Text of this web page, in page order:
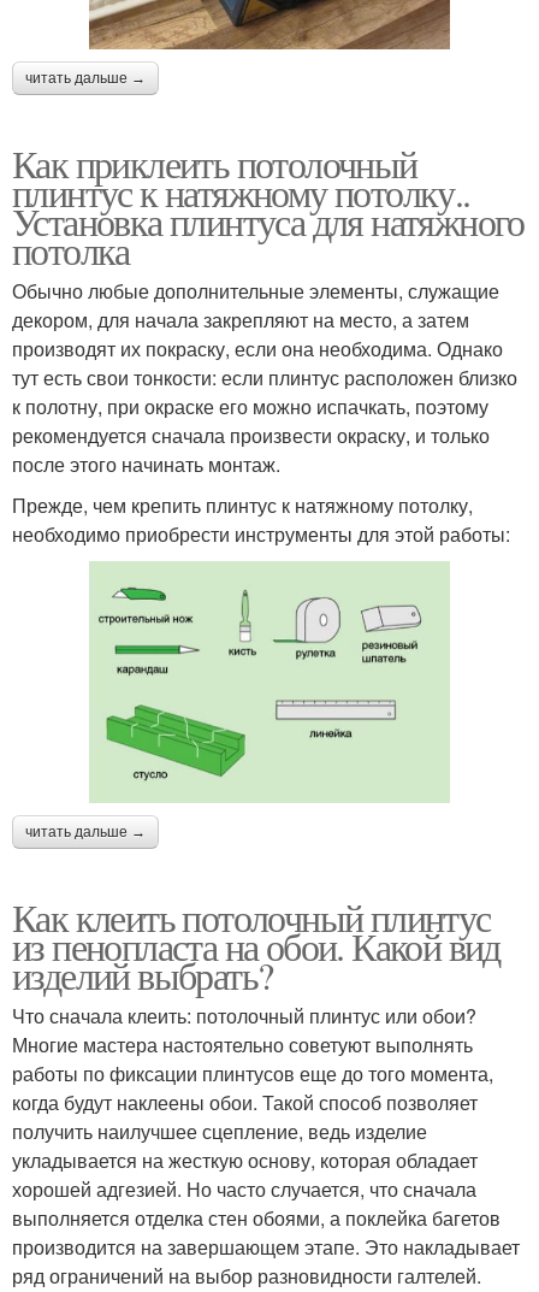
читать дальше →
Как приклеить потолочный
плинтус к натяжному потолку..
Установка плинтуса для натяжного
потолка
Обычно любые дополнительные элементы, служащие
декором, для начала закрепляют на место, а затем
производят их покраску, если она необходима. Однако
тут есть свои тонкости: если плинтус расположен близко
к полотну, при окраске его можно испачкать, поэтому
рекомендуется сначала произвести окраску, и только
после этого начинать монтаж.
Прежде, чем крепить плинтус к натяжному потолку,
необходимо приобрести инструменты для этой работы:
читать дальше →
Как клеить потолочный плинтус
из пенопласта на обои. Какой вид
изделий выбрать?
Что сначала клеить: потолочный плинтус или обои?
Многие мастера настоятельно советуют выполнять
работы по фиксации плинтусов еще до того момента,
когда будут наклеены обои. Такой способ позволяет
получить наилучшее сцепление, ведь изделие
укладывается на жесткую основу, которая обладает
хорошей адгезией. Но часто случается, что сначала
выполняется отделка стен обоями, а поклейка багетов
производится на завершающем этапе. Это накладывает
ряд ограничений на выбор разновидности галтелей.